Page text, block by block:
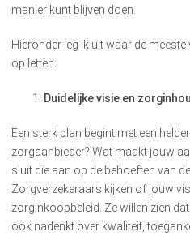
manier kunt blijven doen.
Hieronder leg ik uit waar de
op letten:
Duidelijke visie en
Een sterk plan begint met een
zorgaanbieder? Wat maakt jouw
sluit die aan op de behoeften van
Zorgverzekeraars kijken of jouw
zorginkoopbeleid. Ze willen zien
ook nadenkt over kwaliteit,